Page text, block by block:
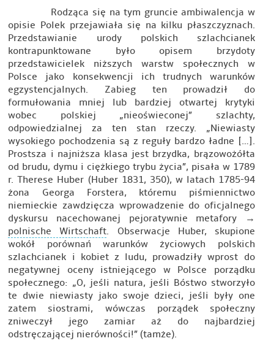
Rodząca się na tym gruncie ambiwalencja w
opisie Polek przejawiała się na kilku płaszczyznach.
Przedstawianie urody polskich szlachcianek
kontrapunktowane było opisem brzydoty
przedstawicielek niższych warstw społecznych w
Polsce jako konsekwencji ich trudnych warunków
egzystencjalnych. Zabieg ten prowadził do
formułowania mniej lub bardziej otwartej krytyki
wobec polskiej „nieoświeconej” szlachty,
odpowiedzialnej za ten stan rzeczy. „Niewiasty
wysokiego pochodzenia są z reguły bardzo ładne […].
Prostsza i najniższa klasa jest brzydka, brązowożółta
od brudu, dymu i ciężkiego trybu życia”, pisała w 1789
r. Therese Huber (Huber 1831, 350), w latach 1785-94
żona Georga Forstera, któremu piśmiennictwo
niemieckie zawdzięcza wprowadzenie do oficjalnego
dyskursu nacechowanej pejoratywnie metafory →
polnische Wirtschaft. Obserwacje Huber, skupione
wokół porównań warunków życiowych polskich
szlachcianek i kobiet z ludu, prowadziły wprost do
negatywnej oceny istniejącego w Polsce porządku
społecznego: „O, jeśli natura, jeśli Bóstwo stworzyło
te dwie niewiasty jako swoje dzieci, jeśli były one
zatem siostrami, wówczas porządek społeczny
zniweczył jego zamiar aż do najbardziej
odstręczającej nierówności!” (tamże).